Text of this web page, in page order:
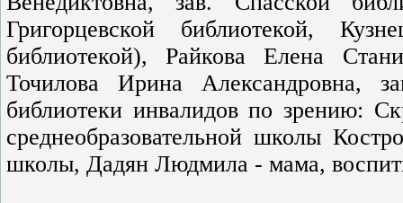
Григорцевской библиотекой,
библиотекой), Райкова Елена
Точилова Ирина Александровна,
библиотеки инвалидов по зрению:
среднеобразовательной школы
школы, Дадян Людмила - мама,